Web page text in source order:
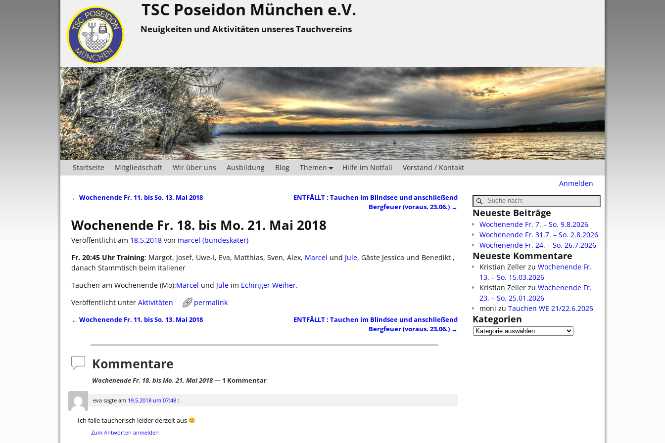
TSC Poseidon München e.V.
Neuigkeiten und Aktivitäten unseres Tauchvereins
Startseite Mitgliedschaft Wir über uns Ausbildung Blog Themen Hilfe im Notfall
Vorstand / Kontakt
Anmelden
← Wochenende Fr. 11. bis So. 13. Mai 2018
ENTFÄLLT : Tauchen im Blindsee und anschließend
Bergfeuer (voraus. 23.06.) →
Wochenende Fr. 18. bis Mo. 21. Mai 2018
Veröffentlicht am 18.5.2018 von marcel (bundeskater)
Fr. 20:45 Uhr Training: Margot, Josef, Uwe-I, Eva, Matthias, Sven, Alex, Marcel und Jule, Gäste Jessica und Benedikt ,
danach Stammtisch beim Italiener
Tauchen am Wochenende (Mo):Marcel und Jule im Echinger Weiher.
Veröffentlicht unter Aktivitäten permalink
← Wochenende Fr. 11. bis So. 13. Mai 2018
ENTFÄLLT : Tauchen im Blindsee und anschließend
Bergfeuer (voraus. 23.06.) →
Kommentare
Wochenende Fr. 18. bis Mo. 21. Mai 2018— 1 Kommentar
eva sagte am 19.5.2018 um 07:48 :
Ich falle taucherisch leider derzeit aus
Zum Antworten anmelden
Neueste Beiträge
Wochenende Fr. 7. – So. 9.8.2026
Wochenende Fr. 31.7. – So. 2.8.2026
Wochenende Fr. 24. – So. 26.7.2026
Neueste Kommentare
Kristian Zeller zu Wochenende Fr.
13. – So. 15.03.2026
Kristian Zeller zu Wochenende Fr.
23. – So. 25.01.2026
moni zu Tauchen WE 21/22.6.2025
Kategorien